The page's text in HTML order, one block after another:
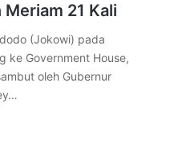
21 Kali
(Jokowi) pada
ke Government House,
oleh Gubernur